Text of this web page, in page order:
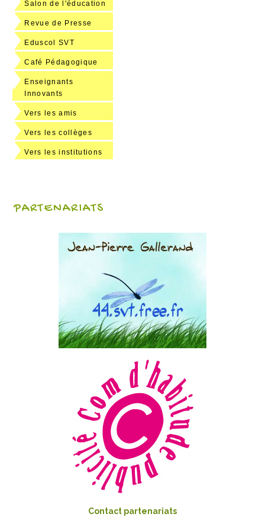
Salon de l'éducation
Revue de Presse
Eduscol SVT
Café Pédagogique
Enseignants
Innovants
Vers les amis
Vers les collèges
Vers les institutions
PARTENARIATS
Contact partenariats